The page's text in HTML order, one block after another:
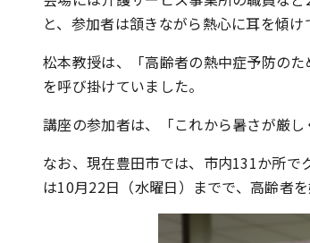
と、参加者は頷きながら熱心に耳を傾け
松本教授は、「高齢者の熱中症予防の
を呼び掛けていました。
講座の参加者は、「これから暑さが厳
なお、現在豊田市では、市内131か所で
は10月22日（水曜日）までで、高齢者